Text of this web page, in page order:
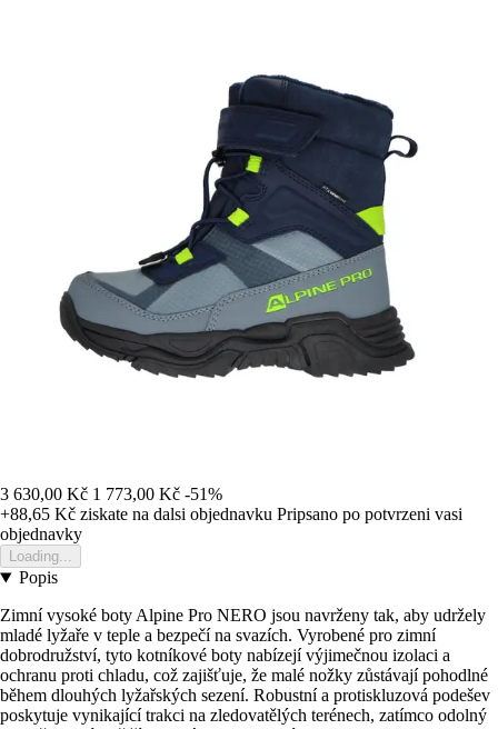
3 630,00 Kč 1 773,00 Kč -51%
+88,65 Kč ziskate na dalsi objednavku Pripsano po potvrzeni vasi
objednavky
Loading...
Popis
Zimní vysoké boty Alpine Pro NERO jsou navrženy tak, aby udržely
mladé lyžaře v teple a bezpečí na svazích. Vyrobené pro zimní
dobrodružství, tyto kotníkové boty nabízejí výjimečnou izolaci a
ochranu proti chladu, což zajišťuje, že malé nožky zůstávají pohodlné
během dlouhých lyžařských sezení. Robustní a protiskluzová podešev
poskytuje vynikající trakci na zledovatělých terénech, zatímco odolný